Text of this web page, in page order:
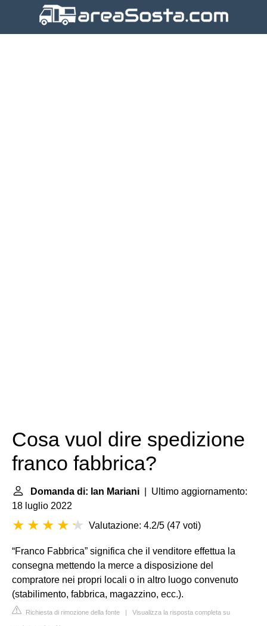
Cosa vuol dire spedizione
franco fabbrica?
Domanda di: Ian Mariani | Ultimo aggiornamento:
18 luglio 2022
Valutazione: 4.2/5 (47 voti)
“Franco Fabbrica” significa che il venditore effettua la
consegna mettendo la merce a disposizione del
compratore nei propri locali o in altro luogo convenuto
(stabilimento, fabbrica, magazzino, ecc.).
Richiesta di rimozione della fonte | Visualizza la risposta completa su